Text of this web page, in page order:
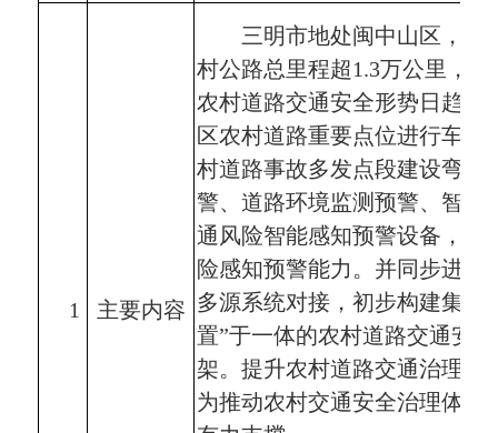
1 主要内容
三明市地处闽中山区，农
村公路总里程超1.3万公里，农
农村道路交通安全形势日趋严
区农村道路重要点位进行车辆
村道路事故多发点段建设弯道
警、道路环境监测预警、智能
通风险智能感知预警设备，加
险感知预警能力。并同步进行
多源系统对接，初步构建集
置”于一体的农村道路交通安
架。提升农村道路交通治理的
为推动农村交通安全治理体系